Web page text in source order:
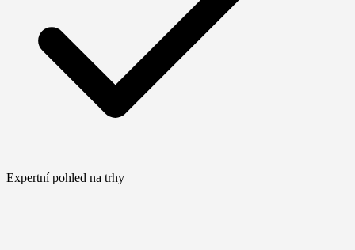
Expertní pohled na trhy